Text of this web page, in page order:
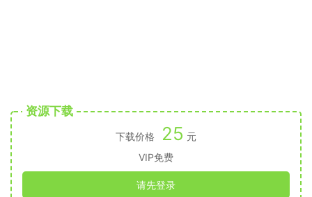
资源下载
下载价格 25 元
VIP免费
请先登录